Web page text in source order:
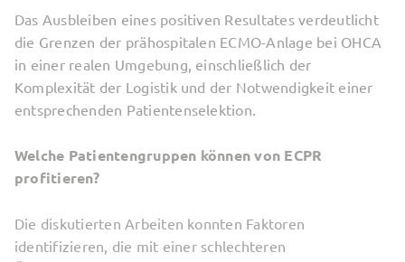
Das Ausbleiben eines positiven Resultates verdeutlicht
die Grenzen der prähospitalen ECMO-Anlage bei OHCA
in einer realen Umgebung, einschließlich der
Komplexität der Logistik und der Notwendigkeit einer
entsprechenden Patientenselektion.
Welche Patientengruppen können von ECPR
profitieren?
Die diskutierten Arbeiten konnten Faktoren
identifizieren, die mit einer schlechteren